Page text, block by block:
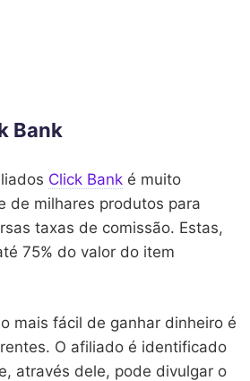
Bank
Click Bank é muito
de milhares produtos para
taxas de comissão. Estas,
75% do valor do item
mais fácil de ganhar dinheiro é
O afiliado é identificado
através dele, pode divulgar o